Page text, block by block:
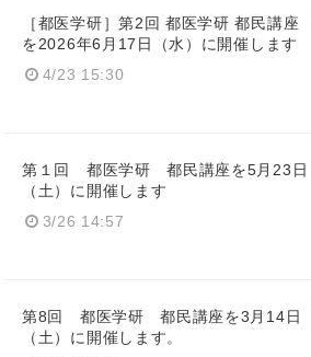
［都医学研］第2回 都医学研 都民講座
を2026年6月17日（水）に開催します
4/23 15:30
第１回 都医学研 都民講座を5月23日
（土）に開催します
3/26 14:57
第8回 都医学研 都民講座を3月14日
（土）に開催します。